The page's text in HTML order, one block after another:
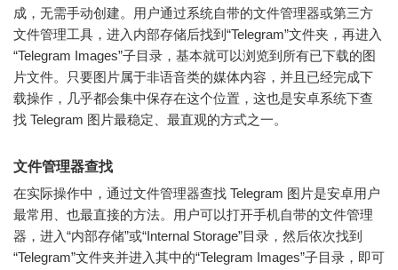
成，无需手动创建。用户通过系统自带的文件管理器或第三方
文件管理工具，进入内部存储后找到“Telegram”文件夹，再进入
“Telegram Images”子目录，基本就可以浏览到所有已下载的图
片文件。只要图片属于非语音类的媒体内容，并且已经完成下
载操作，几乎都会集中保存在这个位置，这也是安卓系统下查
找 Telegram 图片最稳定、最直观的方式之一。
文件管理器查找
在实际操作中，通过文件管理器查找 Telegram 图片是安卓用户
最常用、也最直接的方法。用户可以打开手机自带的文件管理
器，进入“内部存储”或“Internal Storage”目录，然后依次找到
“Telegram”文件夹并进入其中的“Telegram Images”子目录，即可